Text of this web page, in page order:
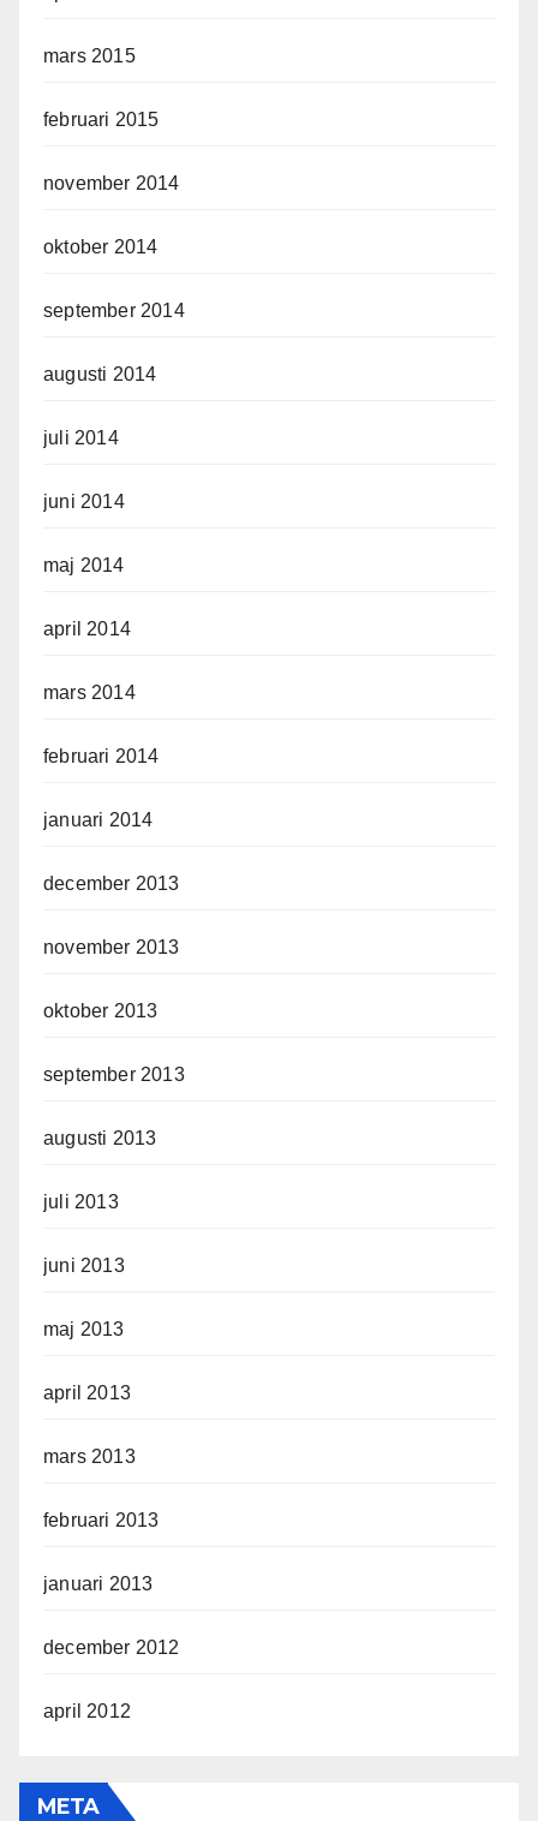
mars 2015
februari 2015
november 2014
oktober 2014
september 2014
augusti 2014
juli 2014
juni 2014
maj 2014
april 2014
mars 2014
februari 2014
januari 2014
december 2013
november 2013
oktober 2013
september 2013
augusti 2013
juli 2013
juni 2013
maj 2013
april 2013
mars 2013
februari 2013
januari 2013
december 2012
april 2012
META